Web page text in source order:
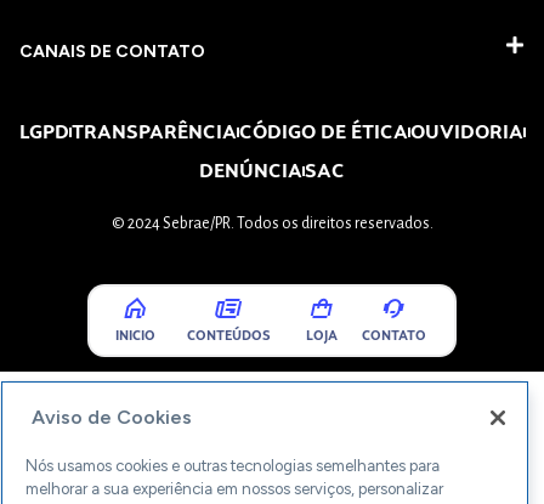
CANAIS DE CONTATO
LGPDTRANSPARÊNCIACÓDIGO DE ÉTICAOUVIDORIA
DENÚNCIASAC
© 2024 Sebrae/PR. Todos os direitos reservados.
INICIO CONTEÚDOS LOJA CONTATO
Aviso de Cookies
Nós usamos cookies e outras tecnologias semelhantes para
melhorar a sua experiência em nossos serviços, personalizar